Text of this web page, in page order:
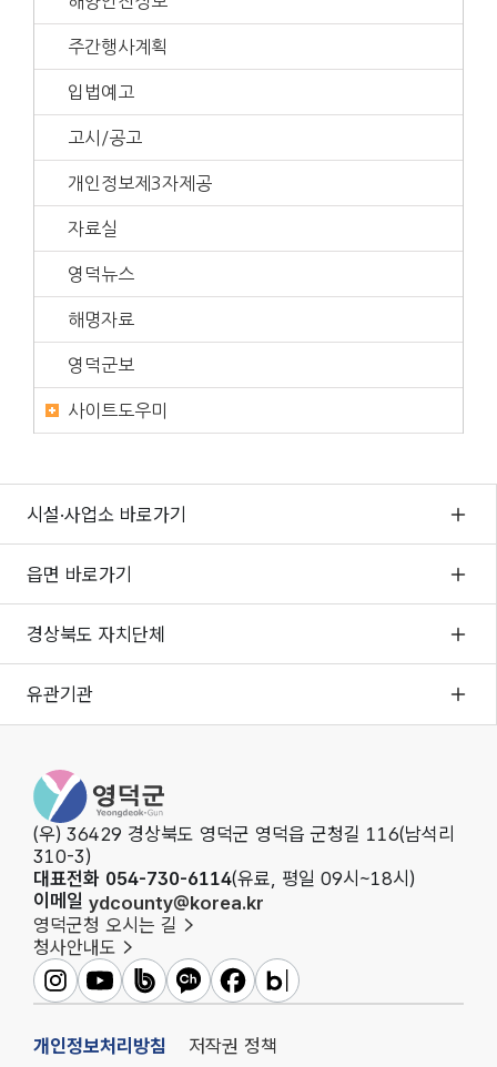
주간행사계획
입법예고
고시/공고
개인정보제3자제공
자료실
영덕뉴스
해명자료
영덕군보
사이트도우미
시설·사업소 바로가기
읍면 바로가기
경상북도 자치단체
유관기관
영덕군청
(우) 36429 경상북도 영덕군 영덕읍 군청길 116(남석리
310-3)
대표전화 054-730-6114(유료, 평일 09시~18시)
이메일 ydcounty@korea.kr
영덕군청 오시는 길
청사안내도
영덕군인스타그램
영덕군유튜브영덕군밴드영덕군카카오채널
영덕군페이스북
영덕군블로그
개인정보처리방침 저작권 정책